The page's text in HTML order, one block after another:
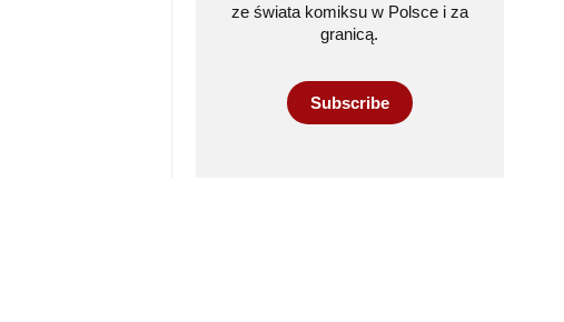
ze świata komiksu w Polsce i za
granicą.
Subscribe